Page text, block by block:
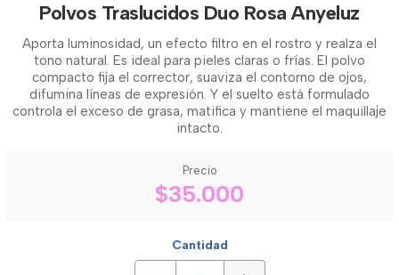
Polvos Traslucidos Duo Rosa Anyeluz
Aporta luminosidad, un efecto filtro en el rostro y realza el
tono natural. Es ideal para pieles claras o frías. El polvo
compacto fija el corrector, suaviza el contorno de ojos,
difumina líneas de expresión. Y el suelto está formulado
controla el exceso de grasa, matifica y mantiene el maquillaje
intacto.
Precio
$35.000
Cantidad